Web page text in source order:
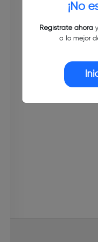
¡No
Regístrate ahoray
a lo mejor